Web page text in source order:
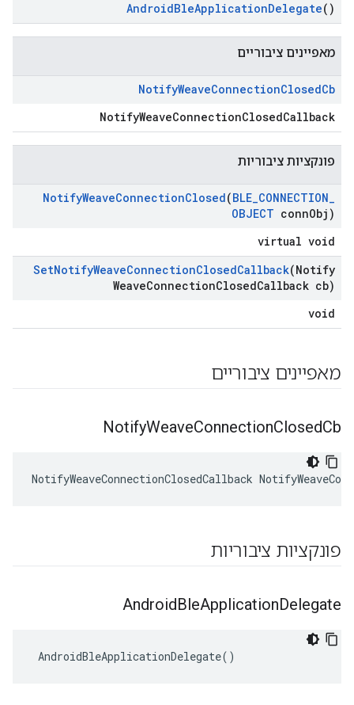
AndroidBleApplicationDelegate()
מאפיינים ציבוריים
NotifyWeaveConnectionClosedCb
NotifyWeaveConnectionClosedCallback
פונקציות ציבוריות
NotifyWeaveConnectionClosed(BLE_CONNECTION_
OBJECT connObj)
virtual void
SetNotifyWeaveConnectionClosedCallback(Notify
WeaveConnectionClosedCallback cb)
void
מאפיינים ציבוריים
NotifyWeaveConnectionClosedCb
NotifyWeaveConnectionClosedCallback
פונקציות ציבוריות
AndroidBleApplicationDelegate
AndroidBleApplicationDelegate()